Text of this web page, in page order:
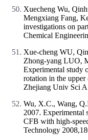
Xuecheng Wu,
Mengxiang Fang,
investigations on
Chemical
Xue-cheng WU,
Zhong-yang LUO,
Experimental study
rotation in the
Zhejiang Univ Sci
Wu, X.C., Wang,
2007. Experimental
CFB with high-
Technology